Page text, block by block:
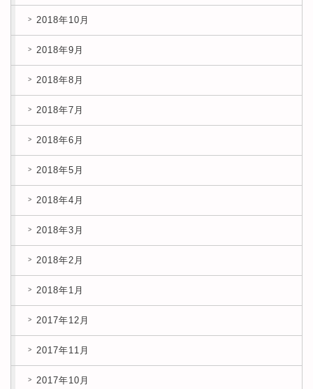
2018年10月
2018年9月
2018年8月
2018年7月
2018年6月
2018年5月
2018年4月
2018年3月
2018年2月
2018年1月
2017年12月
2017年11月
2017年10月